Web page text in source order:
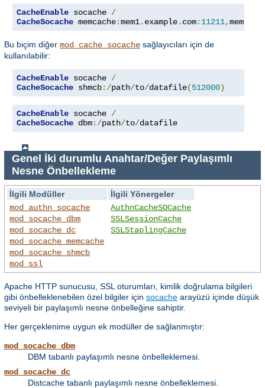
CacheEnable socache /
CacheSocache memcache:mem1. example. com: 11211,mem2
Bu biçim diğer mod_cache_socache sağlayıcıları için de
kullanılabilir:
CacheEnable socache /
CacheSocache shmcb:/path/to/datafile(512000)
CacheEnable socache /
CacheSocache dbm:/path/to/datafile
Genel İki durumlu Anahtar/Değer Paylaşımlı
Nesne Önbellekleme
İlgili Modüller
İlgili Yönergeler
mod_authn_socache
mod_socache_dbm
mod_socache_dc
mod_socache_memcache
mod_socache_shmcb
mod_ssl
AuthnCacheSOCache
SSLSessionCache
SSLStaplingCache
Apache HTTP sunucusu, SSL oturumları, kimlik doğrulama bilgileri
gibi önbelleklenebilen özel bilgiler için socache arayüzü içinde düşük
seviyeli bir paylaşımlı nesne önbelleğine sahiptir.
Her gerçeklenime uygun ek modüller de sağlanmıştır:
mod_socache_dbm
DBM tabanlı paylaşımlı nesne önbelleklemesi.
mod_socache_dc
Distcache tabanlı paylaşımlı nesne önbelleklemesi.